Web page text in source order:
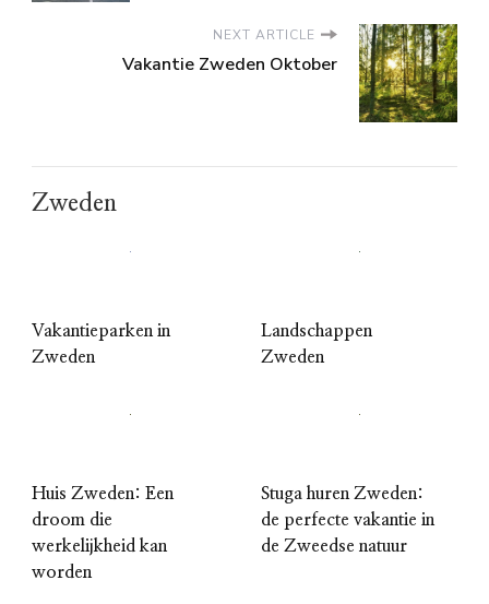
NEXT ARTICLE
Vakantie Zweden Oktober
Zweden
Vakantieparken in
Zweden
Landschappen
Zweden
Huis Zweden: Een
droom die
werkelijkheid kan
worden
Stuga huren Zweden:
de perfecte vakantie in
de Zweedse natuur